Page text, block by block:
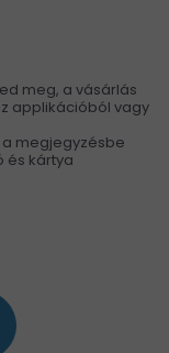
meg, a vásárlás
applikációból vagy
a megjegyzésbe
és kártya